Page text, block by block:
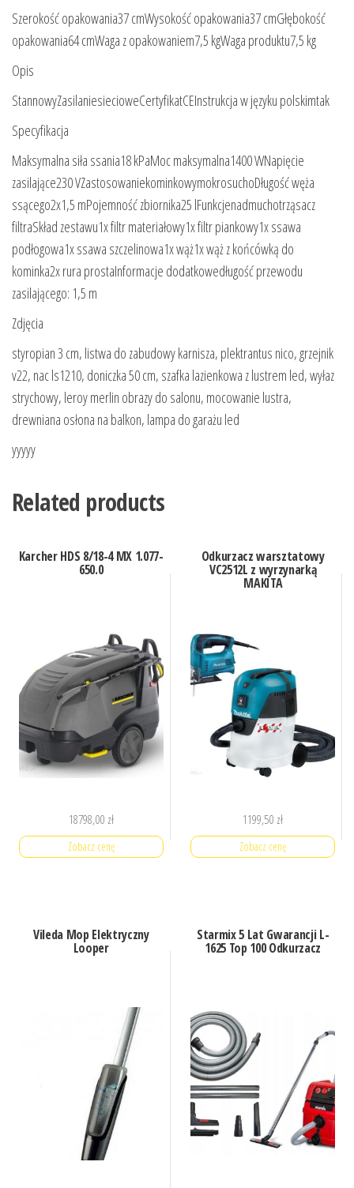
Szerokość opakowania37 cmWysokość opakowania37 cmGłębokość
opakowania64 cmWaga z opakowaniem7,5 kgWaga produktu7,5 kg
Opis
StannowyZasilaniesiecioweCertyfikatCEInstrukcja w języku polskimtak
Specyfikacja
Maksymalna siła ssania18 kPaMoc maksymalna1400 WNapięcie
zasilające230 VZastosowaniekominkowymokrosuchoDługość węża
ssącego2x1,5 mPojemność zbiornika25 lFunkcjenadmuchotrząsacz
filtraSkład zestawu1x filtr materiałowy1x filtr piankowy1x ssawa
podłogowa1x ssawa szczelinowa1x wąż1x wąż z końcówką do
kominka2x rura prostaInformacje dodatkowedługość przewodu
zasilającego: 1,5 m
Zdjęcia
styropian 3 cm, listwa do zabudowy karnisza, plektrantus nico, grzejnik
v22, nac ls1210, doniczka 50 cm, szafka lazienkowa z lustrem led, wyłaz
strychowy, leroy merlin obrazy do salonu, mocowanie lustra,
drewniana osłona na balkon, lampa do garażu led
yyyyy
Related products
Karcher HDS 8/18-4 MX 1.077-
650.0
18798,00 zł
Zobacz cenę
Odkurzacz warsztatowy
VC2512L z wyrzynarką
MAKITA
1199,50 zł
Zobacz cenę
Vileda Mop Elektryczny
Looper
Starmix 5 Lat Gwarancji L-
1625 Top 100 Odkurzacz